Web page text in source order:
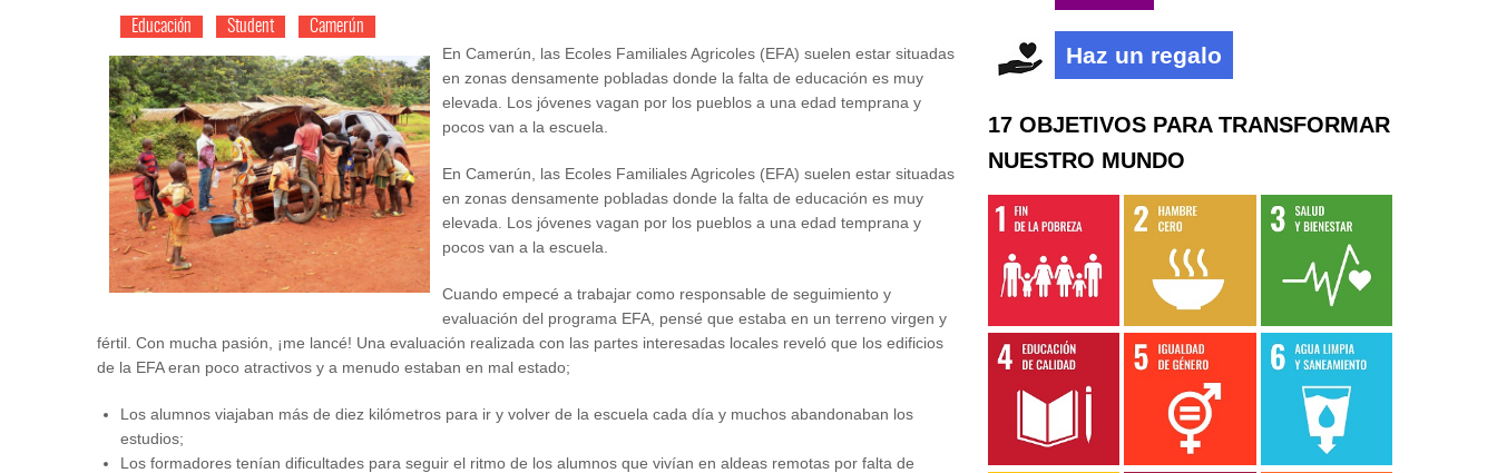
Educación Student
Camerún
En Camerún, las Ecoles Familiales Agricoles (EFA) suelen estar situadas
en zonas densamente pobladas donde la falta de educación es muy
elevada. Los jóvenes vagan por los pueblos a una edad temprana y
pocos van a la escuela.
En Camerún, las Ecoles Familiales Agricoles (EFA) suelen estar situadas
en zonas densamente pobladas donde la falta de educación es muy
elevada. Los jóvenes vagan por los pueblos a una edad temprana y
pocos van a la escuela.
Cuando empecé a trabajar como responsable de seguimiento y
evaluación del programa EFA, pensé que estaba en un terreno virgen y
fértil. Con mucha pasión, ¡me lancé! Una evaluación realizada con las partes interesadas locales reveló que los edificios
de la EFA eran poco atractivos y a menudo estaban en mal estado;
Los alumnos viajaban más de diez kilómetros para ir y volver de la escuela cada día y muchos abandonaban los
estudios;
Los formadores tenían dificultades para seguir el ritmo de los alumnos que vivían en aldeas remotas por falta de
Haz un regalo
17 OBJETIVOS PARA TRANSFORMAR
NUESTRO MUNDO